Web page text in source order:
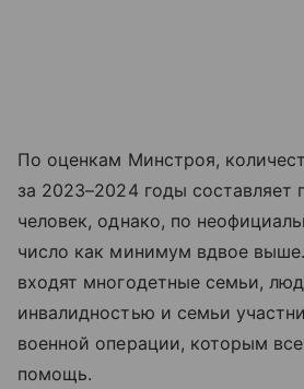
По оценкам Минстроя,
за 2023–2024 годы составляет
человек, однако, по
число как минимум вдвое
входят многодетные семьи,
инвалидностью и семьи
военной операции, которым
помощь.